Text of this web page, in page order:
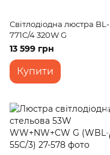
Світлодіодна люстра BL-
771C/4 320W G
13 599 грн
Купити